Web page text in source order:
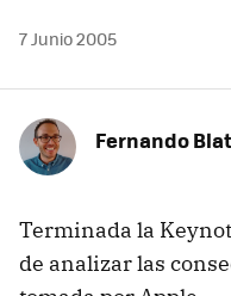
7 Junio 2005
Fernando Blat
Terminada la
de analizar las